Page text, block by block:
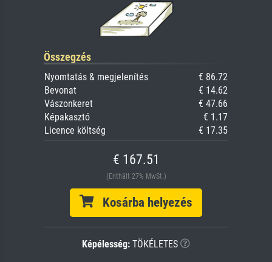
Összegzés
Nyomtatás & megjelenítés
€ 86.72
Bevonat
€ 14.62
Vászonkeret
€ 47.66
Képakasztó
€ 1.17
Licence költség
€ 17.35
€ 167.51
(Enthält 27% MwSt.)
Kosárba helyezés
Képélesség: TÖKÉLETES